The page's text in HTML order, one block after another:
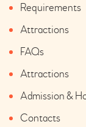
Requirements
Attractions
FAQs
Attractions
Admission &
Contacts